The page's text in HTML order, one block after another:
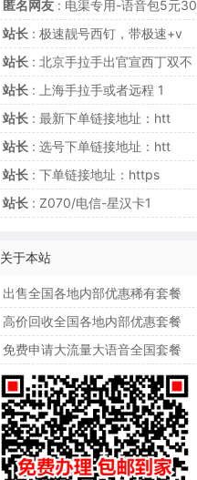
匿名网友: 电渠专用-语音包5元30
站长: 极速靓号西钉，带极速+v
站长: 北京手拉手出官宣西丁双不
站长: 上海手拉手或者远程 1
站长: 最新下单链接地址：htt
站长: 选号下单链接地址：htt
站长: 下单链接地址：https
站长: Z070/电信-星汉卡1
关于本站
出售全国各地内部优惠稀有套餐
高价回收全国各地内部优惠套餐
免费申请大流量大语音全国套餐